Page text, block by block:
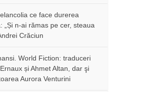
ce face durerea
„Și n-ai rămas pe cer, steaua
Crăciun
World Fiction: traduceri
și Ahmet Altan, dar şi
Aurora Venturini